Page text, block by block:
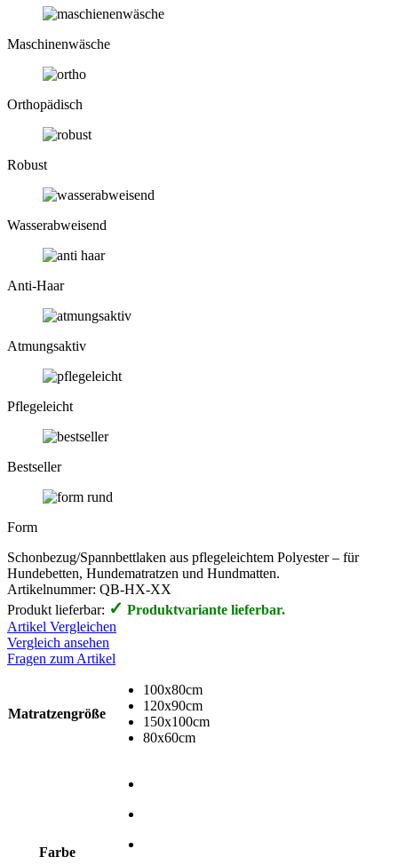
Maschinen­wäsche
Ortho­pädisch
Robust
Wasser­abweisend
Anti-Haar
Atmungs­aktiv
Pflege­leicht
Bestseller
Form
Schonbezug/Spannbettlaken aus pflegeleichtem Polyester – für
Hundebetten, Hundematratzen und Hundmatten.
Artikelnummer: QB-HX-XX
Produkt lieferbar: ✓ Produktvariante lieferbar.
Artikel Vergleichen
Vergleich ansehen
Fragen zum Artikel
Matratzengröße
100x80cm
120x90cm
150x100cm
80x60cm
Farbe